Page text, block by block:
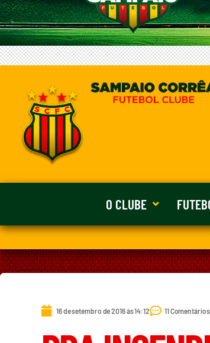
O CLUBE
16 de setembro de 2016 às 14:12 11 Comentários